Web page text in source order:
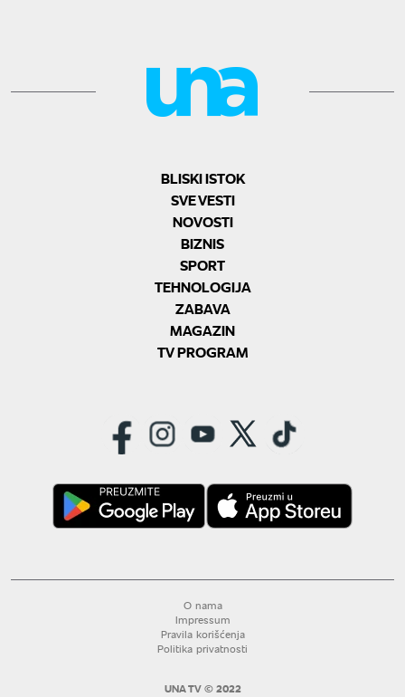
BLISKI ISTOK
SVE VESTI
NOVOSTI
BIZNIS
SPORT
TEHNOLOGIJA
ZABAVA
MAGAZIN
TV PROGRAM
O nama
Impressum
Pravila korišćenja
Politika privatnosti
UNA TV © 2022